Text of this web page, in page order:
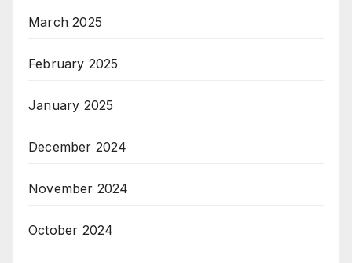
March 2025
February 2025
January 2025
December 2024
November 2024
October 2024